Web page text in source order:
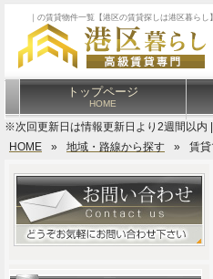
｜の賃貸物件一覧【港区の賃貸探しは港区暮らし
トップページ
HOME
※次回更新日は情報更新日より2週間以内
HOME
» 地域・路線から探す » 賃